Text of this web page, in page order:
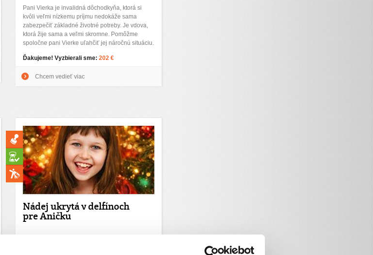
Pani Vierka je invalidná dôchodkyňa, ktorá si
kvôli veľmi nízkemu príjmu nedokáže sama
zabezpečiť základné životné potreby. Je vdova,
ktorá žije sama a veľmi skromne. Pomôžme
spoločne pani Vierke uľahčiť jej náročnú situáciu.
Ďakujeme! Vyzbierali sme: 202 €
Chcem vedieť viac
Nádej ukrytá v delfínoch
pre Aničku